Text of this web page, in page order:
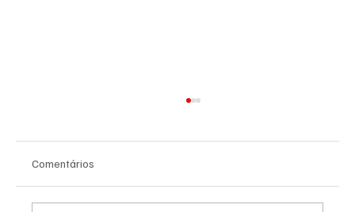
Comentários